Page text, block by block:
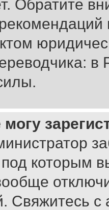
Обратите
в
которым
Свяжитесь